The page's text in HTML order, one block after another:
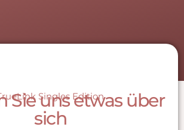
Singles Edition
Sie uns etwas über
sich